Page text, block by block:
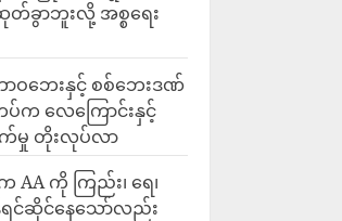
ခွာဘူးလို့ အစ္စရေး
ဝဘေးနှင့် စစ်ဘေးဒဏ်
ပ်က လေကြောင်းနှင့်
မှု တိုးလုပ်လာ
ကို ကြည်း၊ ရေ၊
င်ဆိုင်နေသော်လည်း